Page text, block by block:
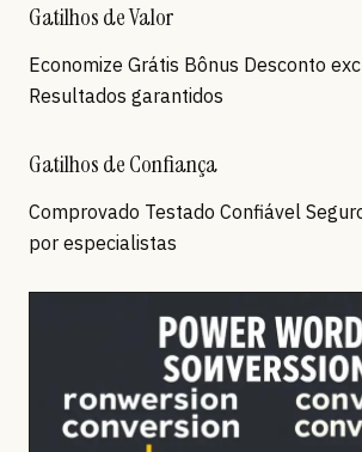
Gatilhos de Valor
Economize Grátis Bônus Desconto
Resultados garantidos
Gatilhos de Confiança
Comprovado Testado Confiável
por especialistas